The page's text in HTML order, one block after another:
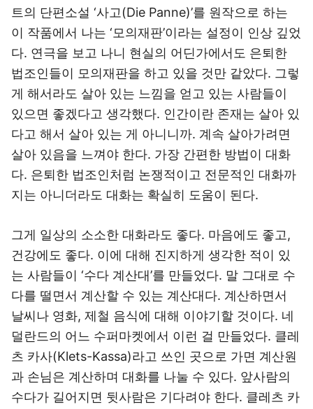
트의 단편소설 ‘사고(Die Panne)’를 원작으로 하는
이 작품에서 나는 ‘모의재판’이라는 설정이 인상 깊었
다. 연극을 보고 나니 현실의 어딘가에서도 은퇴한
법조인들이 모의재판을 하고 있을 것만 같았다. 그렇
게 해서라도 살아 있는 느낌을 얻고 있는 사람들이
있으면 좋겠다고 생각했다. 인간이란 존재는 살아 있
다고 해서 살아 있는 게 아니니까. 계속 살아가려면
살아 있음을 느껴야 한다. 가장 간편한 방법이 대화
다. 은퇴한 법조인처럼 논쟁적이고 전문적인 대화까
지는 아니더라도 대화는 확실히 도움이 된다.
그게 일상의 소소한 대화라도 좋다. 마음에도 좋고,
건강에도 좋다. 이에 대해 진지하게 생각한 적이 있
는 사람들이 ‘수다 계산대’를 만들었다. 말 그대로 수
다를 떨면서 계산할 수 있는 계산대다. 계산하면서
날씨나 영화, 제철 음식에 대해 이야기할 것이다. 네
덜란드의 어느 수퍼마켓에서 이런 걸 만들었다. 클레
츠 카사(Klets-Kassa)라고 쓰인 곳으로 가면 계산원
과 손님은 계산하며 대화를 나눌 수 있다. 앞사람의
수다가 길어지면 뒷사람은 기다려야 한다. 클레츠 카